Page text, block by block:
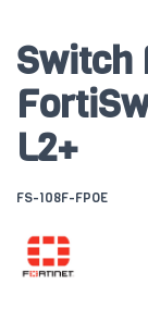
Switch
L2+
FS-108F-FPOE